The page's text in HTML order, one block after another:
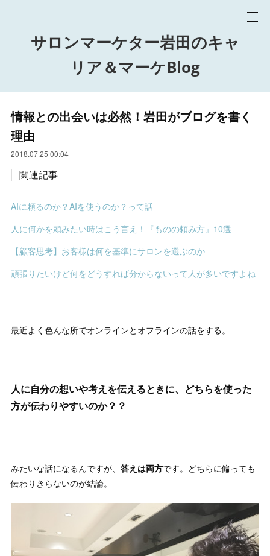
サロンマーケター岩田のキャ
リア＆マーケBlog
情報との出会いは必然！岩田がブログを書く
理由
2018.07.25 00:04
関連記事
AIに頼るのか？AIを使うのか？って話
人に何かを頼みたい時はこう言え！『ものの頼み方』10選
【顧客思考】お客様は何を基準にサロンを選ぶのか
頑張りたいけど何をどうすれば分からないって人が多いですよね
最近よく色んな所でオンラインとオフラインの話をする。
人に自分の想いや考えを伝えるときに、どちらを使った
方が伝わりやすいのか？？
みたいな話になるんですが、答えは両方です。どちらに偏っても
伝わりきらないのが結論。